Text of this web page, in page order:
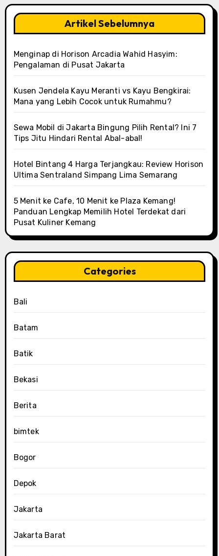
Artikel Sebelumnya
Menginap di Horison Arcadia Wahid Hasyim:
Pengalaman di Pusat Jakarta
Kusen Jendela Kayu Meranti vs Kayu Bengkirai:
Mana yang Lebih Cocok untuk Rumahmu?
Sewa Mobil di Jakarta Bingung Pilih Rental? Ini 7
Tips Jitu Hindari Rental Abal-abal!
Hotel Bintang 4 Harga Terjangkau: Review Horison
Ultima Sentraland Simpang Lima Semarang
5 Menit ke Cafe, 10 Menit ke Plaza Kemang!
Panduan Lengkap Memilih Hotel Terdekat dari
Pusat Kuliner Kemang
Categories
Bali
Batam
Batik
Bekasi
Berita
bimtek
Bogor
Depok
Jakarta
Jakarta Barat